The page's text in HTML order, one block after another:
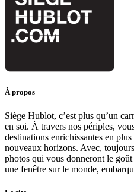
À propos
Siège Hublot, c’est plus qu’un
en soi. À travers nos périples,
destinations enrichissantes en
nouveaux horizons. Avec,
photos qui vous donneront le
une fenêtre sur le monde,